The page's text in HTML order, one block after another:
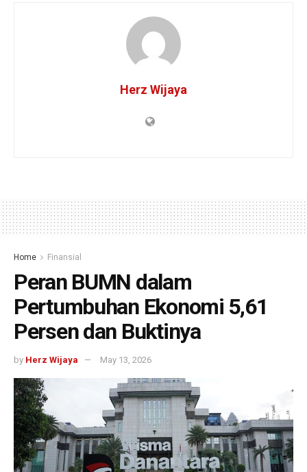
Herz Wijaya
Home Finansial
Peran BUMN dalam
Pertumbuhan Ekonomi 5,61
Persen dan Buktinya
by Herz Wijaya May 13, 2026